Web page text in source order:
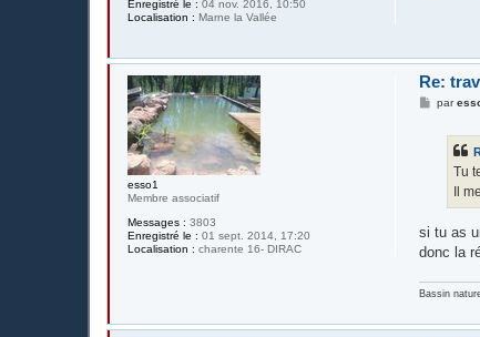
Enregistré le : 04 nov. 2016, 10:50
Localisation : Marne la Vallée
esso1
Membre associatif
Messages : 3803
Enregistré le : 01 sept. 2014, 17:20
Localisation : charente 16- DIRAC
Re:
Mpar
Tu
Il
si tu as
donc la
Bassin